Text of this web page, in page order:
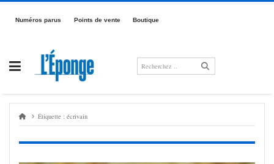
Passer
contenuNumé­­­ros parus Points de vente Boutique
Étiquette : écrivain